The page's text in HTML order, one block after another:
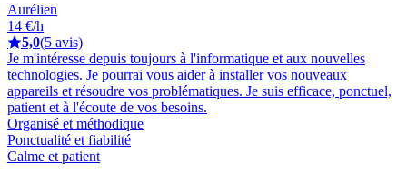
Aurélien
14 €/h
5,0(5 avis)
Je m'intéresse depuis toujours à l'informatique et aux nouvelles
technologies. Je pourrai vous aider à installer vos nouveaux
appareils et résoudre vos problématiques. Je suis efficace, ponctuel,
patient et à l'écoute de vos besoins.
Organisé et méthodique
Ponctualité et fiabilité
Calme et patient